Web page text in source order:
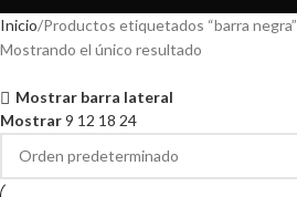
Inicio Productos etiquetados “barra negra”
Mostrando el único resultado
Mostrar barra lateral
Mostrar9 12 18 24